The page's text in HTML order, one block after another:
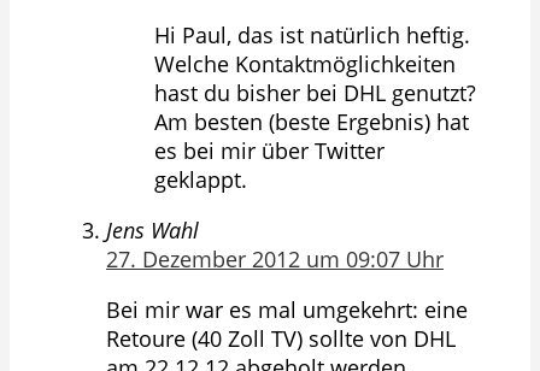
Hi Paul, das ist natürlich heftig.
Welche Kontaktmöglichkeiten
hast du bisher bei DHL genutzt?
Am besten (beste Ergebnis) hat
es bei mir über Twitter
geklappt.
Jens Wahl
27. Dezember 2012 um 09:07 Uhr
Bei mir war es mal umgekehrt: eine
Retoure (40 Zoll TV) sollte von DHL